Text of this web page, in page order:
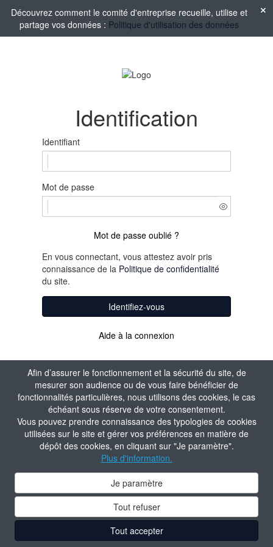
Afin d’assurer le fonctionnement et la sécurité du site, de
mesurer son audience ou de vous faire bénéficier de
fonctionnalités particulières, nous utilisons des cookies, le cas
échéant sous réserve de votre consentement.
Vous pouvez prendre connaissance des typologies de cookies
utilisées sur le site et gérer vos préférences en matière de
dépôt des cookies, en cliquant sur "Je paramètre".
Plus d'information.
Je paramètre
Tout refuser
Tout accepter
Découvrez comment le comité d'entreprise recueille, utilise et
partage vos données : Politique d'utilisation des données
Identification
Identifiant
Mot de passe
Mot de passe oublié ?
En vous connectant, vous attestez avoir pris
connaissance de la Politique de confidentialité
du site.
Identifiez-vous
Aide à la connexion